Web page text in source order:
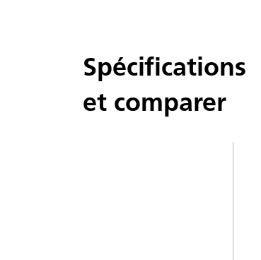
Spécifications
et comparer